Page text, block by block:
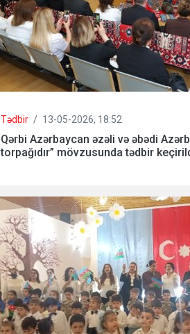
Tədbir / 13-05-2026, 18:52
Qərbi Azərbaycan əzəli və əbədi
torpağıdır” mövzusunda tədbir